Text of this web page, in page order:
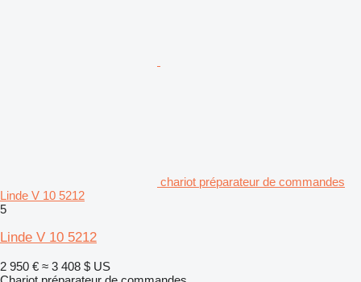
chariot préparateur de commandes
Linde V 10 5212
5
Linde V 10 5212
2 950 € ≈ 3 408 $ US